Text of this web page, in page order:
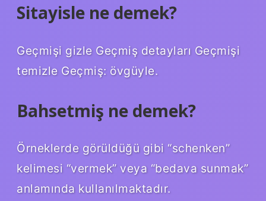
Sitayisle ne demek?
Geçmişi gizle Geçmiş detayları Geçmişi
temizle Geçmiş: övgüyle.
Bahsetmiş ne demek?
Örneklerde görüldüğü gibi “schenken”
kelimesi “vermek” veya “bedava sunmak”
anlamında kullanılmaktadır.